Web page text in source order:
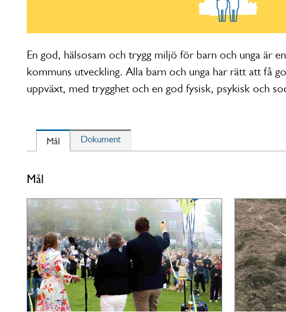
En god, hälsosam och trygg miljö för barn och unga är
kommuns utveckling. Alla barn och unga har rätt att få
uppväxt, med trygghet och en god fysisk, psykisk och
Mål Dokument
Mål